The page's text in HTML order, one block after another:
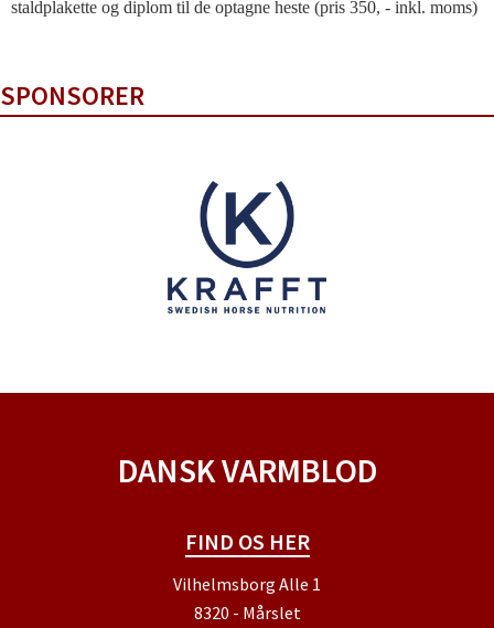
staldplakette og diplom til de optagne heste (pris 350, - inkl. moms)
SPONSORER
DANSK VARMBLOD
FIND OS HER
Vilhelmsborg Alle 1
8320 - Mårslet